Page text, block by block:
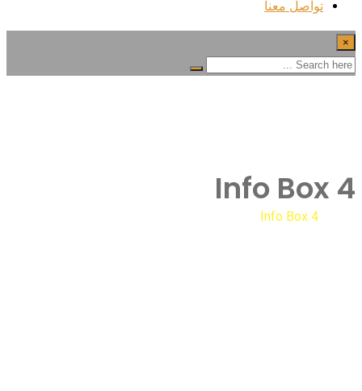
تواصل معنا
×
Info Box 4
Info Box 4